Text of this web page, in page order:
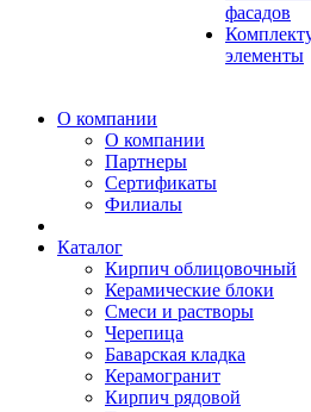
фасадов
элементы
О компании
О компании
Партнеры
Сертификаты
Филиалы
Каталог
Кирпич облицовочный
Керамические блоки
Смеси и растворы
Черепица
Баварская кладка
Керамогранит
Кирпич рядовой